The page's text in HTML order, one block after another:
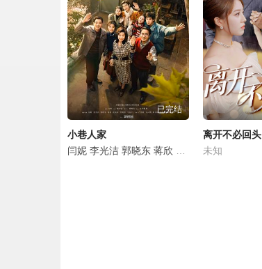
春花焰第17集.mp4
春花焰第18集.mp4
春花焰第19集.mp4
春花焰第20集.mp4
春花焰第21集.mp4
已完结
小巷人家
闫妮 李光洁 郭晓东 蒋欣 范丞丞 关晓彤
离开不必回头
未知